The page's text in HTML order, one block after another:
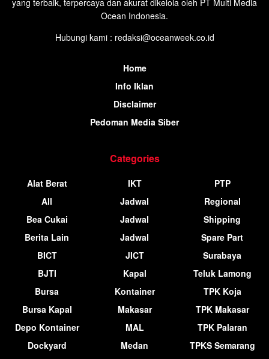
yang terbaik, terpercaya dan akurat dikelola oleh PT Multi Media
Ocean Indonesia.
Hubungi kami : redaksi@oceanweek.co.id
Home
Info Iklan
Disclaimer
Pedoman Media Siber
Categories
Alat Berat
All
Bea Cukai
Berita Lain
BICT
BJTI
Bursa
Bursa Kapal
Depo Kontainer
Dockyard
IKT
Jadwal
Jadwal
Jadwal
JICT
Kapal
Kontainer
Makasar
MAL
Medan
PTP
Regional
Shipping
Spare Part
Surabaya
Teluk Lamong
TPK Koja
TPK Makasar
TPK Palaran
TPKS Semarang